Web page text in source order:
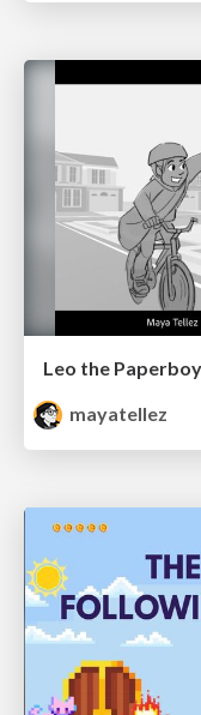
Leo the Paperboy
mayatellez